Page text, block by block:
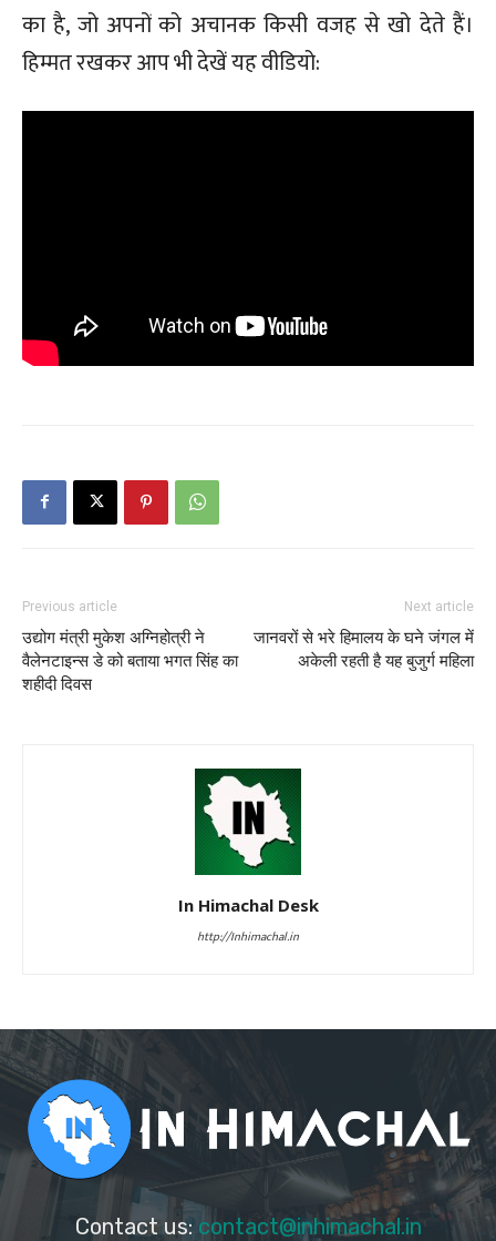
का है, जो अपनों को अचानक किसी वजह से खो देते हैं।
हिम्मत रखकर आप भी देखें यह वीडियो:
Previous article
उद्योग मंत्री मुकेश अग्निहोत्री ने
वैलेनटाइन्स डे को बताया भगत सिंह का
शहीदी दिवस
Next article
जानवरों से भरे हिमालय के घने जंगल में
अकेली रहती है यह बुजुर्ग महिला
In Himachal Desk
http://Inhimachal.in
Contact us:contact@inhimachal.in